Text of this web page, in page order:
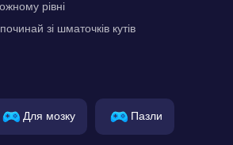
рівні
зі шматочків кутів
Для мозку Пазли